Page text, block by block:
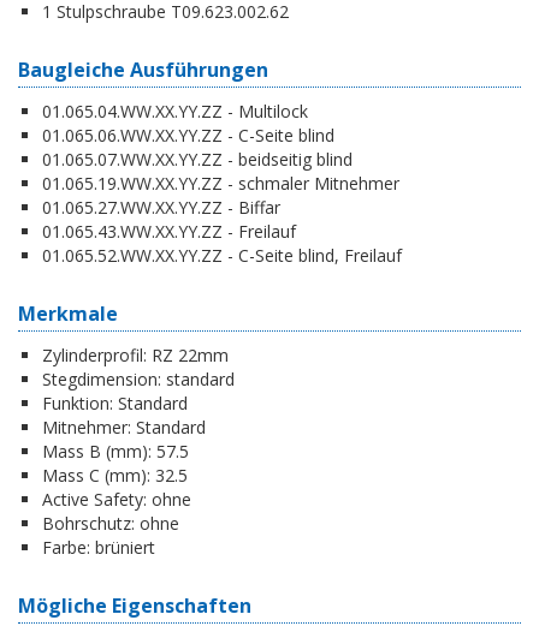
1 Stulpschraube T09.623.002.62
Baugleiche Ausführungen
01.065.04.WW.XX.YY.ZZ - Multilock
01.065.06.WW.XX.YY.ZZ - C-Seite blind
01.065.07.WW.XX.YY.ZZ - beidseitig blind
01.065.19.WW.XX.YY.ZZ - schmaler Mitnehmer
01.065.27.WW.XX.YY.ZZ - Biffar
01.065.43.WW.XX.YY.ZZ - Freilauf
01.065.52.WW.XX.YY.ZZ - C-Seite blind, Freilauf
Merkmale
Zylinderprofil: RZ 22mm
Stegdimension: standard
Funktion: Standard
Mitnehmer: Standard
Mass B (mm): 57.5
Mass C (mm): 32.5
Active Safety: ohne
Bohrschutz: ohne
Farbe: brüniert
Mögliche Eigenschaften